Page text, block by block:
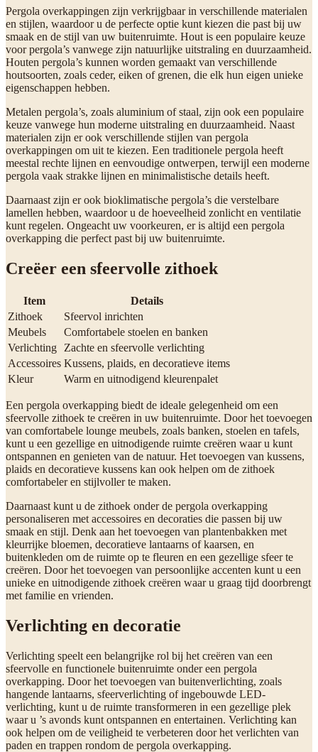
Pergola overkappingen zijn verkrijgbaar in verschillende materialen
en stijlen, waardoor u de perfecte optie kunt kiezen die past bij uw
smaak en de stijl van uw buitenruimte. Hout is een populaire keuze
voor pergola’s vanwege zijn natuurlijke uitstraling en duurzaamheid.
Houten pergola’s kunnen worden gemaakt van verschillende
houtsoorten, zoals ceder, eiken of grenen, die elk hun eigen unieke
eigenschappen hebben.
Metalen pergola’s, zoals aluminium of staal, zijn ook een populaire
keuze vanwege hun moderne uitstraling en duurzaamheid. Naast
materialen zijn er ook verschillende stijlen van pergola
overkappingen om uit te kiezen. Een traditionele pergola heeft
meestal rechte lijnen en eenvoudige ontwerpen, terwijl een moderne
pergola vaak strakke lijnen en minimalistische details heeft.
Daarnaast zijn er ook bioklimatische pergola’s die verstelbare
lamellen hebben, waardoor u de hoeveelheid zonlicht en ventilatie
kunt regelen. Ongeacht uw voorkeuren, er is altijd een pergola
overkapping die perfect past bij uw buitenruimte.
Creëer een sfeervolle zithoek
Item
Details
Zithoek
Sfeervol inrichten
Meubels
Comfortabele stoelen en banken
Verlichting
Zachte en sfeervolle verlichting
Accessoires Kussens, plaids, en decoratieve items
Kleur
Warm en uitnodigend kleurenpalet
Een pergola overkapping biedt de ideale gelegenheid om een
sfeervolle zithoek te creëren in uw buitenruimte. Door het toevoegen
van comfortabele lounge meubels, zoals banken, stoelen en tafels,
kunt u een gezellige en uitnodigende ruimte creëren waar u kunt
ontspannen en genieten van de natuur. Het toevoegen van kussens,
plaids en decoratieve kussens kan ook helpen om de zithoek
comfortabeler en stijlvoller te maken.
Daarnaast kunt u de zithoek onder de pergola overkapping
personaliseren met accessoires en decoraties die passen bij uw
smaak en stijl. Denk aan het toevoegen van plantenbakken met
kleurrijke bloemen, decoratieve lantaarns of kaarsen, en
buitenkleden om de ruimte op te fleuren en een gezellige sfeer te
creëren. Door het toevoegen van persoonlijke accenten kunt u een
unieke en uitnodigende zithoek creëren waar u graag tijd doorbrengt
met familie en vrienden.
Verlichting en decoratie
Verlichting speelt een belangrijke rol bij het creëren van een
sfeervolle en functionele buitenruimte onder een pergola
overkapping. Door het toevoegen van buitenverlichting, zoals
hangende lantaarns, sfeerverlichting of ingebouwde LED-
verlichting, kunt u de ruimte transformeren in een gezellige plek
waar u ’s avonds kunt ontspannen en entertainen. Verlichting kan
ook helpen om de veiligheid te verbeteren door het verlichten van
paden en trappen rondom de pergola overkapping.